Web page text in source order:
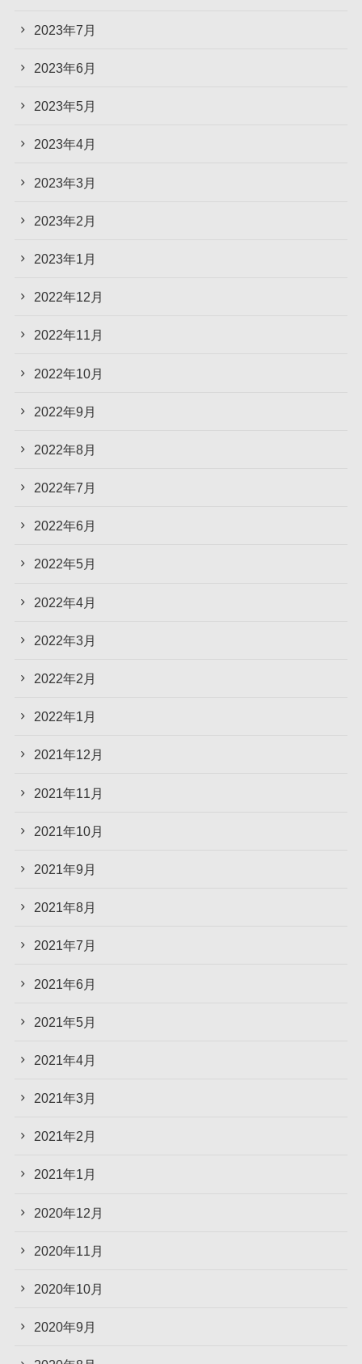
2023年7月
2023年6月
2023年5月
2023年4月
2023年3月
2023年2月
2023年1月
2022年12月
2022年11月
2022年10月
2022年9月
2022年8月
2022年7月
2022年6月
2022年5月
2022年4月
2022年3月
2022年2月
2022年1月
2021年12月
2021年11月
2021年10月
2021年9月
2021年8月
2021年7月
2021年6月
2021年5月
2021年4月
2021年3月
2021年2月
2021年1月
2020年12月
2020年11月
2020年10月
2020年9月